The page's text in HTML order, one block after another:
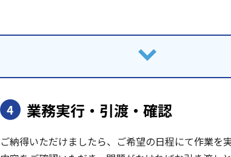
4 業務実行・引渡・確認
ご納得いただけましたら、ご希望の日程にて作業を